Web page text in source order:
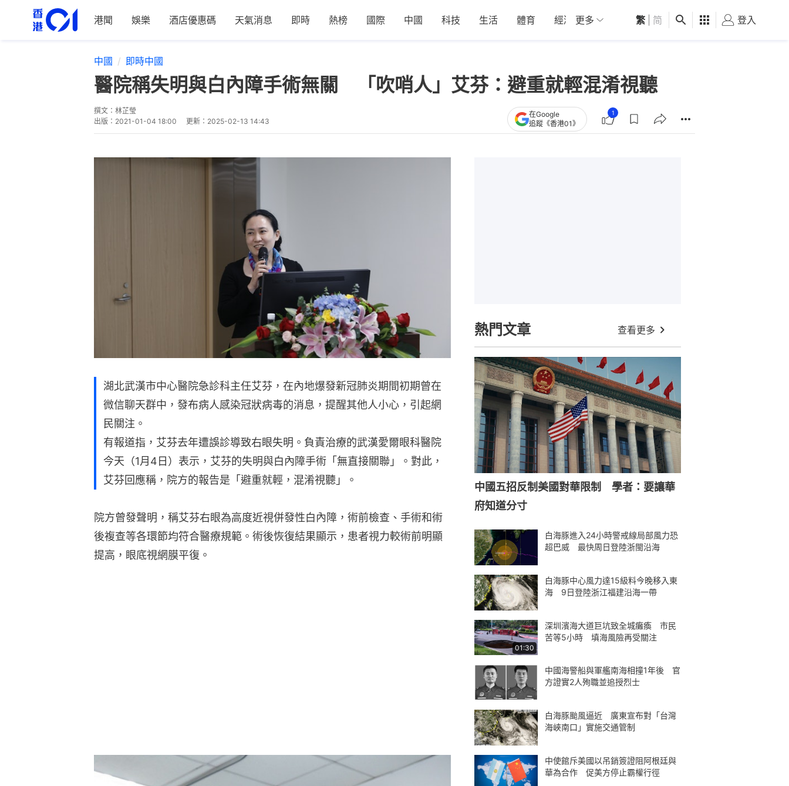
港聞 娛樂 酒店優惠碼 天氣消息 即時 熱榜 國際 中國 科技 生活 體育 經濟 01深圳 觀點 健康 好食玩飛
更多 繁 简 登入
中國 即時中國
醫院稱失明與白內障手術無關 「吹哨人」艾芬：避重就輕混淆視聽
撰文： 林芷瑩
出版： 2021-01-04 18:00 更新： 2025-02-13 14:43
在Google
追蹤《香港01》
1
湖北武漢市中心醫院急診科主任艾芬，在內地爆發新冠肺炎期間初期曾在
微信聊天群中，發布病人感染冠狀病毒的消息，提醒其他人小心，引起網
民關注。
有報道指，艾芬去年遭誤診導致右眼失明。負責治療的武漢愛爾眼科醫院
今天（1月4日）表示，艾芬的失明與白內障手術「無直接關聯」。對此，
艾芬回應稱，院方的報告是「避重就輕，混淆視聽」。
院方曾發聲明，稱艾芬右眼為高度近視併發性白內障，術前檢查、手術和術
後複查等各環節均符合醫療規範。術後恢復結果顯示，患者視力較術前明顯
提高，眼底視網膜平復。
熱門文章 查看更多
中國五招反制美國對華限制 學者：要讓華
府知道分寸
白海豚進入24小時警戒線局部風力恐
超巴威 最快周日登陸浙閩沿海
白海豚中心風力達15級料今晚移入東
海 9日登陸浙江福建沿海一帶
01:30
深圳濱海大道巨坑致全城癱瘓 市民
苦等5小時 填海風險再受關注
中國海警船與軍艦南海相撞1年後 官
方證實2人殉職並追授烈士
白海豚颱風逼近 廣東宣布對「台灣
海峽南口」實施交通管制
中使館斥美國以吊銷簽證阻阿根廷與
華為合作 促美方停止霸權行徑